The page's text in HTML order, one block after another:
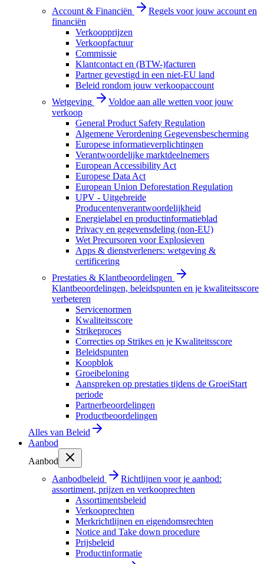
Account & Financiën
Regels voor jouw account en
financiën
Verkoopprijzen
Verkoopfactuur
Commissie
Klantcontact en (BTW-)facturen
Partner gevestigd in een niet-EU land
Beleid rondom jouw verkoopaccount
Wetgeving
Voldoe aan alle wetten voor jouw
verkoop
General Product Safety Regulation
Algemene Verordening Gegevensbescherming
Europese informatieverplichtingen
Verantwoordelijke marktdeelnemers
European Accessibility Act
Europese Data Act
European Union Deforestation Regulation
UPV - Uitgebreide
Producentenverantwoordelijkheid
Energielabel en productinformatieblad
Privacy en gegevensdeling (non-EU)
Wet Precursoren voor Explosieven
Apps & dienstverleners: wetgeving &
certificering
Prestaties & Klantbeoordelingen
Klantbeoordelingen, beleidspunten en je kwaliteitsscore
verbeteren
Servicenormen
Kwaliteitsscore
Strikeproces
Correcties op Strikes en je Kwaliteitsscore
Beleidspunten
Koopblok
Groeibeloning
Aanspreken op prestaties tijdens de GroeiStart
periode
Partnerbeoordelingen
Productbeoordelingen
Alles van Beleid
Aanbod
Aanbod
Aanbodbeleid
Richtlijnen voor je aanbod:
assortiment, prijzen en verkooprechten
Assortimentsbeleid
Verkooprechten
Merkrichtlijnen en eigendomsrechten
Notice and Take down procedure
Prijsbeleid
Productinformatie